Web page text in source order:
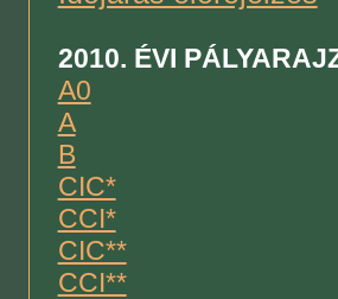
2010. ÉVI
A0
A
B
CIC*
CCI*
CIC**
CCI**